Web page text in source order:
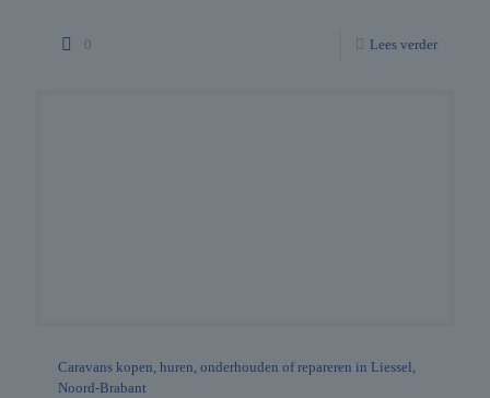
0 Lees verder
Caravans kopen, huren, onderhouden of repareren in Liessel,
Noord-Brabant